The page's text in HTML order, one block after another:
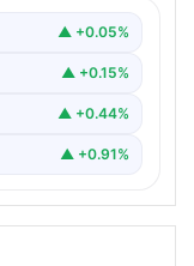
bölgedeki
▲ +0.05%
▲ +0.15%
▲ +0.44%
▲ +0.91%